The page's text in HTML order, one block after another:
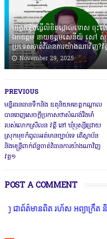
បង្វែររឿងធ្វើលិខិតថ្កោលទោស ចុ
ឯកឧត្តម នាយឧត្តមសេនីយ៍ សៅ សុខា
ប្រទេសចាត់វិធានការយ៉ាងណាវិញ?វ
November 29, 2025
PREVIOUS
មន្ទីរធនធានទឹកនិង ឧតុនិយមខេត្តកណ្ដាល
បានចេញសេចក្តីប្រកាសថាសំណង់រឹងមាំ
របស់លោកស្រីលន វត្តី នៅ ឃុំឫស្សីជ្រោយ
ស្រុកមុខកំពូលអត់មានច្បាប់ទេ តើស្ថាប័ន
និងមន្ត្រីពាក់ព័ន្ធចាត់វិធានការយ៉ាងណាវិញ
វគ្គ១
POST A COMMENT
ត រហ័ស អព្យាក្រឹត និងរៀបចំ ជ្រ